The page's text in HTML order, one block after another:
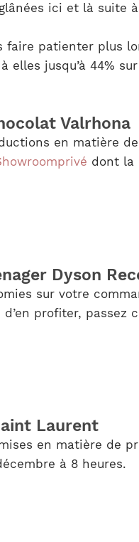
ici et là suite
faire patienter plus
elles jusqu’à 44%
Valrhona
en matière
dont la
Dyson
sur votre
d’en profiter, passez
Laurent
en matière de
à 8 heures.